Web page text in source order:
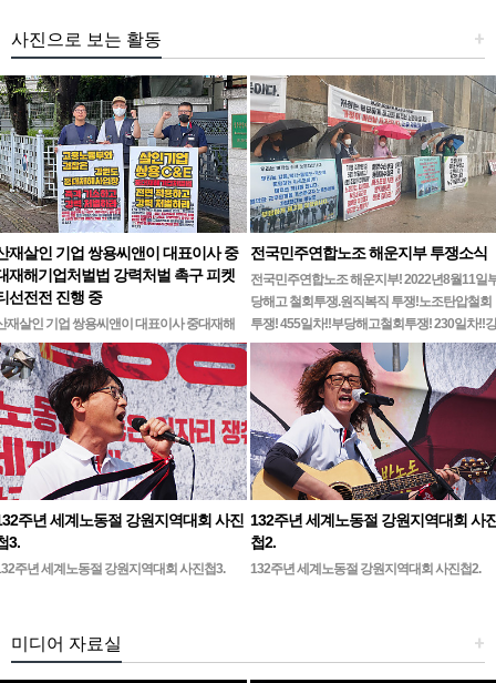
+
사진으로 보는 활동
재살인 기업 쌍용씨앤이 대표이사 중
재해기업처벌법 강력처벌 촉구 피켓
선전전 진행 중
재살인 기업 쌍용씨앤이 대표이사 중대재해
업처벌법 강력처벌 촉구민주노총 강원지역본
무기한 피켓시위 14일차고용노동부 강원지
앞 1인시위 진…
전국민주연합노조 해운지부 투쟁소식
전국민주연합노조 해운지부! 2022년8월11일
당해고 철회투쟁.원직복직 투쟁!노조탄압철회
투쟁! 455일차!!부당해고철회투쟁! 230일차!!강
릉ㆍ…
주년 세계노동절 강원지역대회 사진
3.
주년 세계노동절 강원지역대회 사진첩3.
132주년 세계노동절 강원지역대회 사
첩2.
132주년 세계노동절 강원지역대회 사진첩2.
+
미디어 자료실